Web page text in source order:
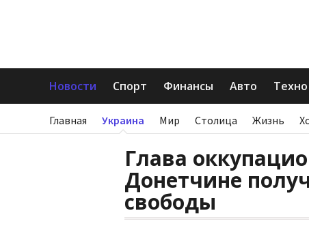
Новости Спорт Финансы Авто Техно
Главная Украина Мир Столица Жизнь
Глава
Донетчине
свободы